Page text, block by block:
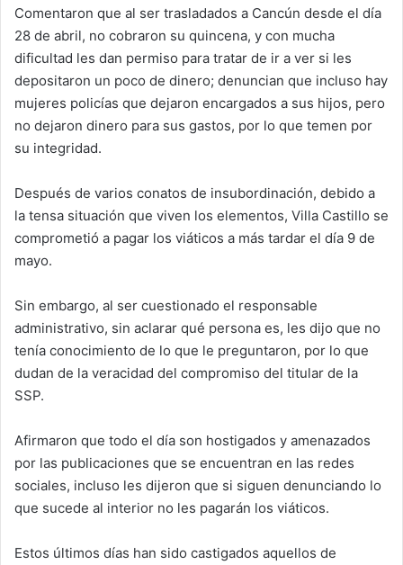
Comentaron que al ser trasladados a Cancún desde el día
28 de abril, no cobraron su quincena, y con mucha
dificultad les dan permiso para tratar de ir a ver si les
depositaron un poco de dinero; denuncian que incluso hay
mujeres policías que dejaron encargados a sus hijos, pero
no dejaron dinero para sus gastos, por lo que temen por
su integridad.
Después de varios conatos de insubordinación, debido a
la tensa situación que viven los elementos, Villa Castillo se
comprometió a pagar los viáticos a más tardar el día 9 de
mayo.
Sin embargo, al ser cuestionado el responsable
administrativo, sin aclarar qué persona es, les dijo que no
tenía conocimiento de lo que le preguntaron, por lo que
dudan de la veracidad del compromiso del titular de la
SSP.
Afirmaron que todo el día son hostigados y amenazados
por las publicaciones que se encuentran en las redes
sociales, incluso les dijeron que si siguen denunciando lo
que sucede al interior no les pagarán los viáticos.
Estos últimos días han sido castigados aquellos de